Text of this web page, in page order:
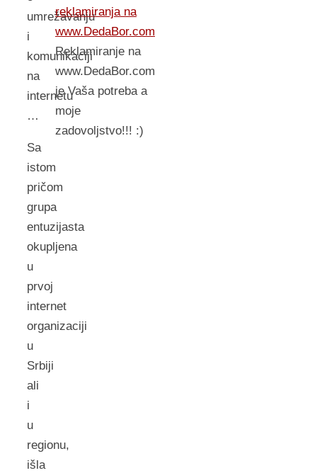
umrežavanju
i
komunikaciji
na
internetu
…
Sa
istom
pričom
grupa
entuzijasta
okupljena
u
prvoj
internet
organizaciji
u
Srbiji
ali
i
u
regionu,
išla
reklamiranja na
www.DedaBor.com
Reklamiranje na
www.DedaBor.com
je Vaša potreba a
moje
zadovoljstvo!!! :)